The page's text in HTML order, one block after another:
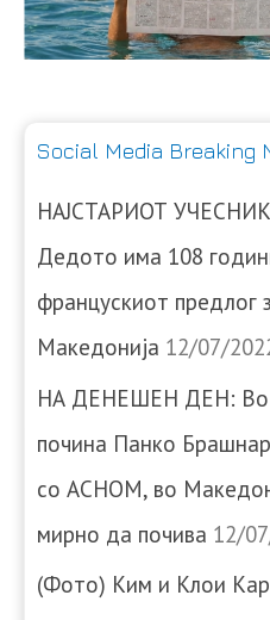
Social Media Breaking
НАЈСТАРИОТ
Дедото има 108
францускиот предлог
Македонија 12/07/
НА ДЕНЕШЕН ДЕН: Во
почина Панко
со АСНОМ, во
мирно да почива 12/
(Фото) Ким и Клои